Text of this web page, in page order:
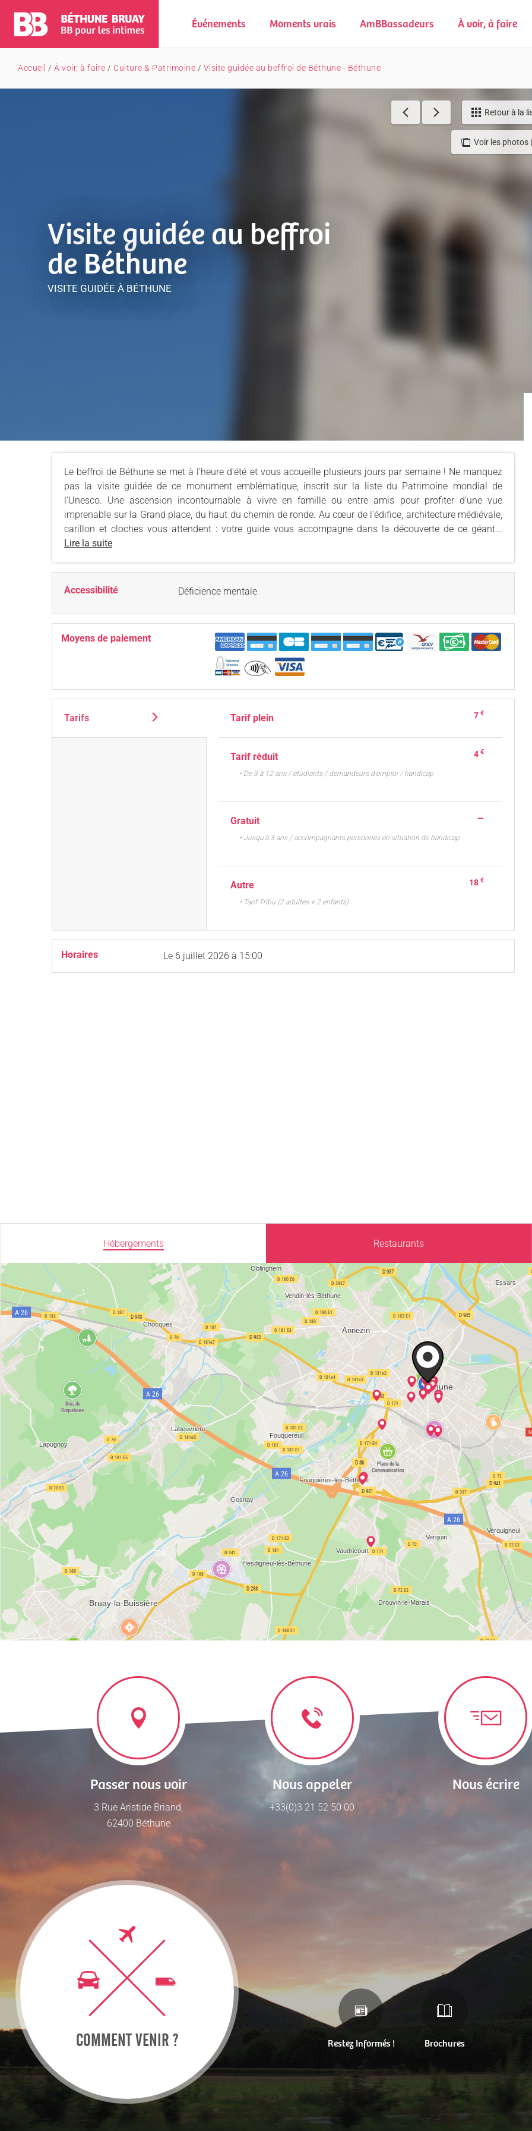
Événements Moments vrais AmBBassadeurs À voir, à faire
Accueil / À voir, à faire / Culture & Patrimoine / Visite guidée au beffroi de Béthune - Béthune
Retour à la
Voir les photos
Visite guidée au beffroi
de Béthune
VISITE GUIDÉE À BÉTHUNE
Le beffroi de Béthune se met à l'heure d'été et vous accueille plusieurs jours par semaine ! Ne manquez
pas la visite guidée de ce monument emblématique, inscrit sur la liste du Patrimoine mondial de
l'Unesco. Une ascension incontournable à vivre en famille ou entre amis pour profiter d'une vue
imprenable sur la Grand place, du haut du chemin de ronde. Au cœur de l'édifice, architecture médiévale,
carillon et cloches vous attendent : votre guide vous accompagne dans la découverte de ce géant...
Lire la suite
Accessibilité Déficience mentale
Moyens de paiement
Tarifs Tarif plein 7 €
Tarif réduit 4 €
• De 3 à 12 ans / étudiants / demandeurs d'emploi / handicap
Gratuit —
• Jusqu'à 3 ans / accompagnants personnes en situation de handicap
Autre 18 €
• Tarif Tribu (2 adultes + 2 enfants)
Horaires Le 6 juillet 2026 à 15:00
Hébergements Restaurants
Passer nous voir
3 Rue Aristide Briand,
62400 Béthune
Nous appeler
+33(0)3 21 52 50 00
Nous écrire
COMMENT VENIR ? Restez Informés ! Brochures